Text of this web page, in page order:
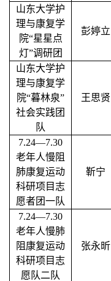
山东大学护
理与康复学
院“星星点
灯”调研团
彭婷立
山东大学护
理与康复学
院“暮林泉”
社会实践团
队
王思贤
7.24—7.30
老年人慢阻
肺康复运动
科研项目志
愿者团一队
靳宁
7.24—7.30
老年人慢肺
阻康复运动
科研项目志
愿队二队
张永昕